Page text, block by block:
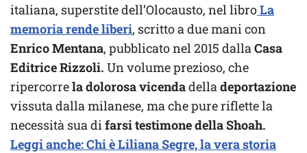
italiana, superstite dell’Olocausto, nel libroLa
memoria rende liberi, scritto a due mani con
Enrico Mentana, pubblicato nel 2015 dalla Casa
Editrice Rizzoli. Un volume prezioso, che
ripercorrela dolorosa vicendadella deportazione
vissuta dalla milanese, ma che pure riflette la
necessità sua di farsi testimone della Shoah.
Leggi anche: Chi è Liliana Segre, la vera storia